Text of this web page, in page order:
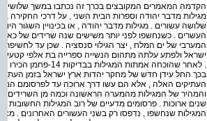
הקדמה המאמרים המקובצים בכרך זה נכתבו במשך שלושים
מגילות מדבר יהודה וספרות הבית השני , על דרכי החקירה
שלושה עשורים . מגילות מדבר יהודה , או בכינויין השגור
העשרים . כשנחשפו לפני יותר משישים שנה שרידים של
המערבי של ים המלח , יצר הגילוי סנסציה . שכן עד לחשיפת
ישראל ולפתע עלתה מתהום הנשייה ספרייה בת אלפי קטעים
. לאחר שהוכחה אמתות
בכך החל עידן חדש של מחקר יהדות ארץ ישראל בזמן
העתיקים האלה , אלא הם עשו דרך ארוכה עד לפרסומם
והמהיר של המגילות מהמערה הראשונה וכמה מן השרידים
שנים ארוכות . פרסומים מדעיים של רוב המגילות החשובות
המגילות שנחשפו , נדפסו רק בשני העשורים האחרונים .